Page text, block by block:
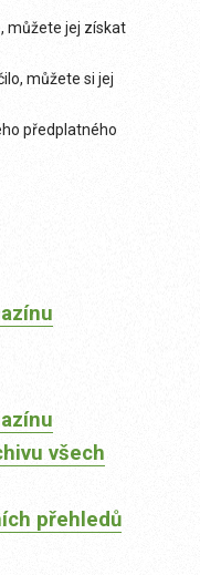
můžete jej získat
můžete si jej
předplatného
všech
přehledů